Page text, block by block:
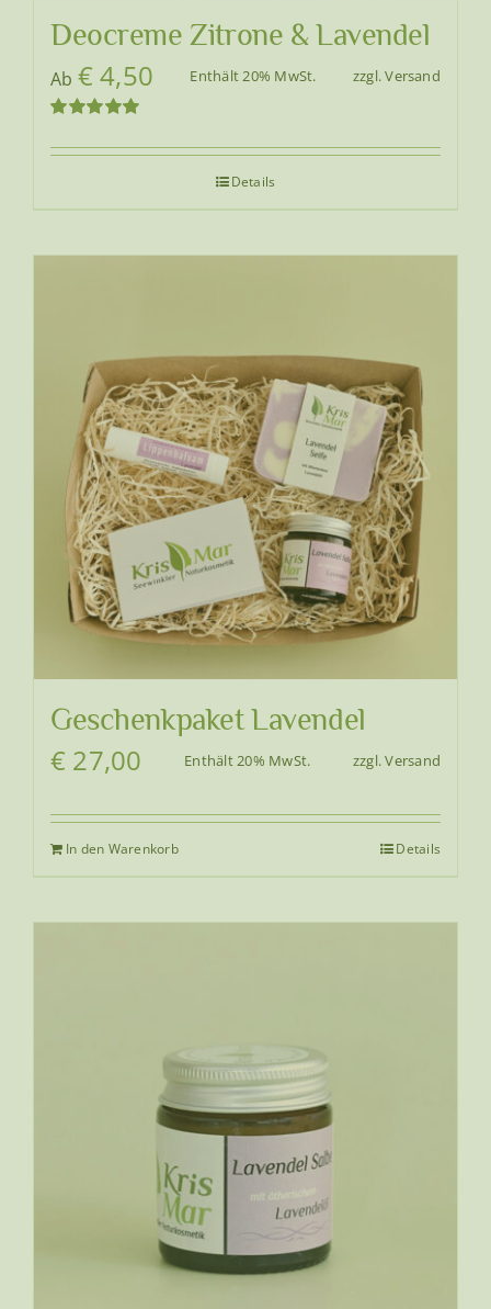
Deocreme Zitrone & Lavendel
mit5.00von
Ab € 4,50 Enthält 20% MwSt. zzgl.Versand
Details
Geschenkpaket Lavendel
€ 27,00 Enthält 20% MwSt. zzgl.Versand
In den Warenkorb Details